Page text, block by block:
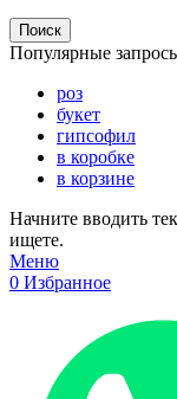
Поиск
Популярные
роз
букет
гипсофил
в коробке
в корзине
Начните вводить
ищете.
Меню
0 Избранное